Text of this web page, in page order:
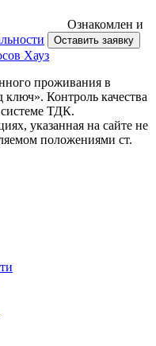
Ознакомлен и
Оставить заявку
проживания в
Контроль качества
системе ТДК.
указанная на сайте не
положениями ст.